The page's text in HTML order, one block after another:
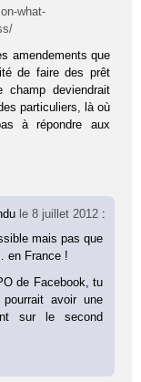
what-
amendements que
de faire des prêt
champ deviendrait
particuliers, là où
à répondre aux
le 8 juillet 2012 :
mais pas que
en France !
de Facebook, tu
avoir une
sur le second